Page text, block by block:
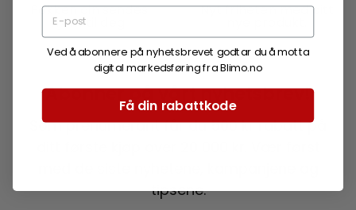
Pakken din sendes
hjem til deg.
Nyt friheten med ditt
Abonner på vårt nyhetsbrev!
Som prenumerant får du 500 kr rabatt på
tipsene.
Ved å abonnere på nyhetsbrevet godtar du å motta
digital markedsføring fra Blimo.no
Få din rabattkode